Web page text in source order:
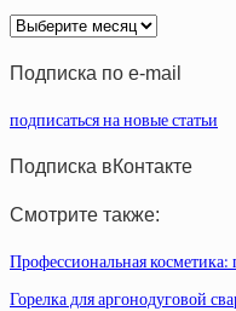
Архив
статей
Подписка по e-mail
подписаться на новые статьи
Подписка вКонтакте
Смотрите также:
Профессиональная косметика:
Горелка для аргонодуговой